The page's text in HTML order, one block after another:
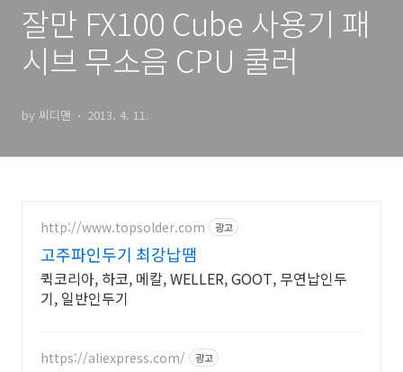
잘만 FX100 Cube 사용기 패
시브 무소음 CPU 쿨러
by 씨디맨 2013. 4. 11.
http://www.topsolder.com 광고
고주파인두기 최강납땜
퀵코리아, 하코, 메칼, WELLER, GOOT, 무연납인두
기, 일반인두기
https://aliexpress.com/ 광고